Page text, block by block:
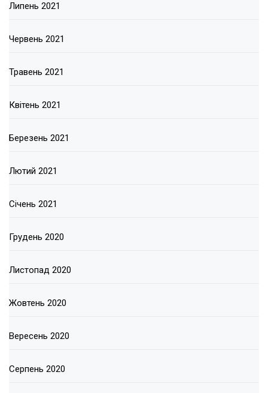
Липень 2021
Червень 2021
Травень 2021
Квітень 2021
Березень 2021
Лютий 2021
Січень 2021
Грудень 2020
Листопад 2020
Жовтень 2020
Вересень 2020
Серпень 2020